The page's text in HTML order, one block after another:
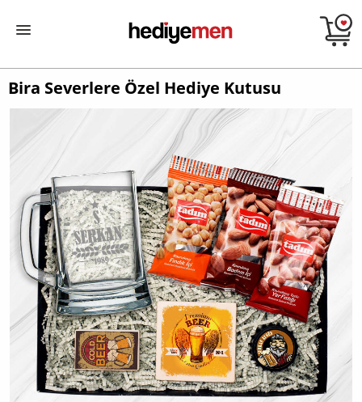
Bira Severlere Özel Hediye Kutusu